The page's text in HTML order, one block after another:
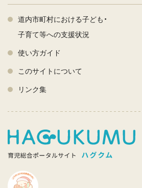
道内市町村における子ども・
子育て等への支援状況
使い方ガイド
このサイトについて
リンク集